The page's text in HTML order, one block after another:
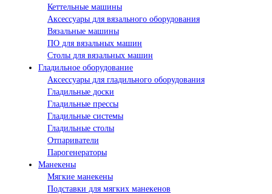
Кеттельные машины
Аксессуары для вязального оборудования
Вязальные машины
ПО для вязальных машин
Столы для вязальных машин
Гладильное оборудование
Аксессуары для гладильного оборудования
Гладильные доски
Гладильные прессы
Гладильные системы
Гладильные столы
Отпариватели
Парогенераторы
Манекены
Мягкие манекены
Подставки для мягких манекенов